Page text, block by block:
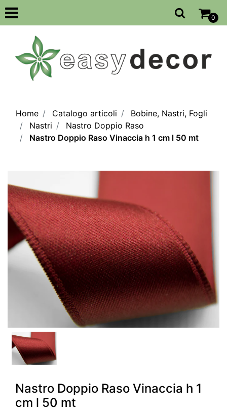
Open
0
Home Catalogo articoli
Bobine, Nastri, Fogli
Nastri
Nastro Doppio Raso
Nastro Doppio Raso Vinaccia h 1 cm l 50 mt
Nastro Doppio Raso Vinaccia h 1
cm l 50 mt